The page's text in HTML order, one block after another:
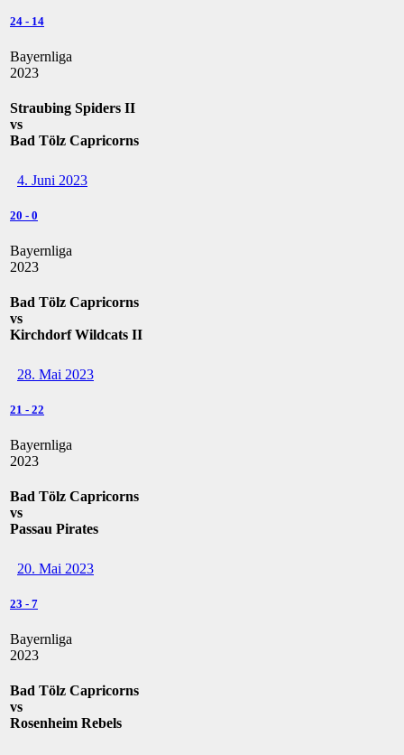
24 - 14
Bayernliga
2023
Straubing Spiders II
vs
Bad Tölz Capricorns
4. Juni 2023
20 - 0
Bayernliga
2023
Bad Tölz Capricorns
vs
Kirchdorf Wildcats II
28. Mai 2023
21 - 22
Bayernliga
2023
Bad Tölz Capricorns
vs
Passau Pirates
20. Mai 2023
23 - 7
Bayernliga
2023
Bad Tölz Capricorns
vs
Rosenheim Rebels